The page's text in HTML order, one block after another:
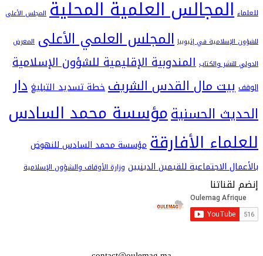
العلمية المحلية المجلس الأعلى
في إثيوبيا المجلس العلمي الأعلى المعرض
والكتاب المندوبية الإقليمية للشؤون الإسلامية
مال القدس الشريفخطة تسديد التبليغدار
الحسنيةمؤسسة محمد السادس
الأفارقةمؤسسة محمد السادس للنهوض
الاجتماعية للقيمين الدينيين وزارة الأوقاف والشؤون الإسلامية